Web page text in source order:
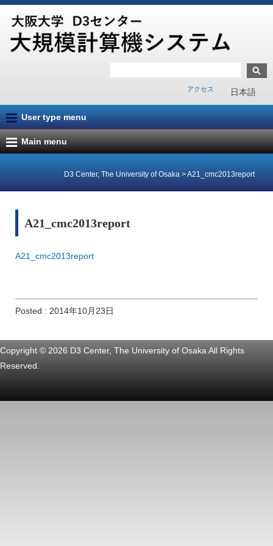
日本語
アクセス
User type menu
Main menu
D3 Center, The University of Osaka >A21_cmc2013report
A21_cmc2013report
A21_cmc2013report
Posted : 2014年10月23日
Copyright © 2026 D3 Center, The University of Osaka All Rights
Reserved.